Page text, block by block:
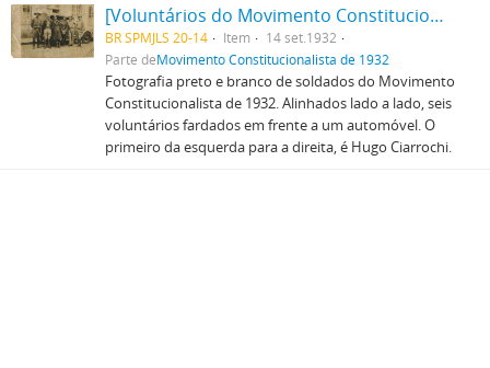
[Voluntários do Movimento Constitucionalista de 1932]
BR SPMJLS 20-14 Item
14 set.1932
Parte deMovimento Constitucionalista de 1932
Fotografia preto e branco de soldados do Movimento
Constitucionalista de 1932. Alinhados lado a lado, seis
voluntários fardados em frente a um automóvel. O
primeiro da esquerda para a direita, é Hugo Ciarrochi.